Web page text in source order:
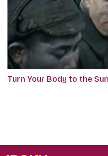
Turn Your Body to the Sun